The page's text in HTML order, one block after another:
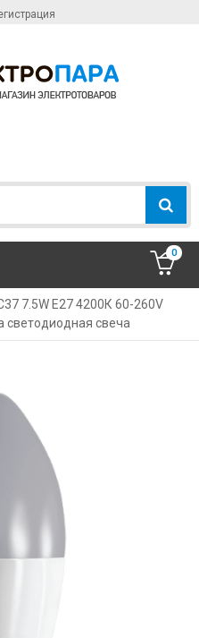
0
7.5W E27 4200К 60-260V
светодиодная свеча